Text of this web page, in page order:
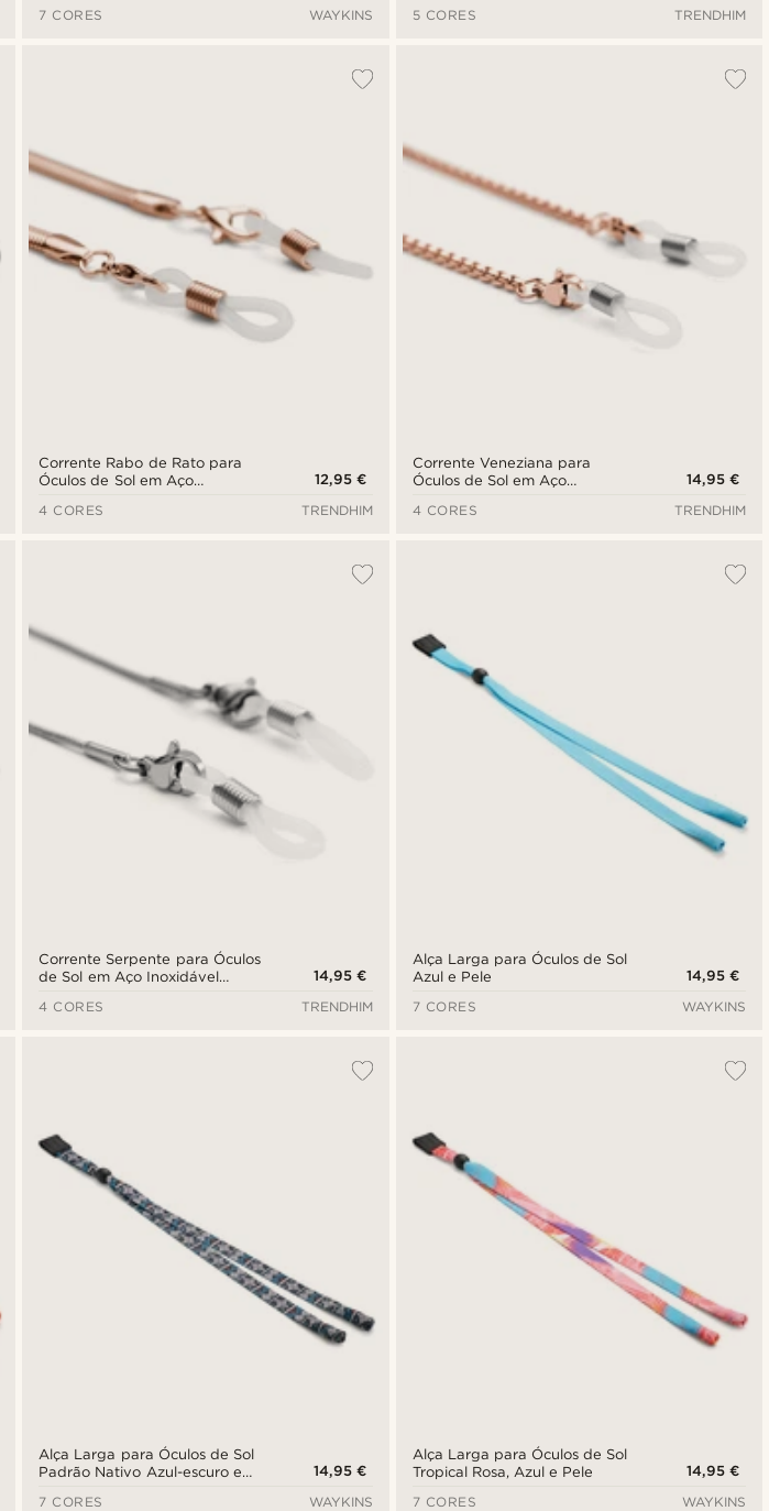
7 CORES
WAYKINS
5 CORES
TRENDHIM
Corrente Rabo de Rato para
Óculos de Sol em Aço
12,95 €
4 CORES
TRENDHIM
Corrente Veneziana para
Óculos de Sol em Aço
14,95 €
4 CORES
TRENDHIM
Corrente Serpente para Óculos
de Sol em Aço Inoxidável
14,95 €
4 CORES
TRENDHIM
Alça Larga para Óculos de Sol
Azul e Pele
14,95 €
7 CORES
WAYKINS
Alça Larga para Óculos de Sol
Padrão Nativo Azul-escuro e
14,95 €
7 CORES
WAYKINS
Alça Larga para Óculos de Sol
Tropical Rosa, Azul e Pele
14,95 €
7 CORES
WAYKINS